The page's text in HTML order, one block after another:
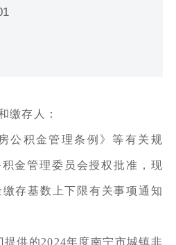
缴存人：
公积金管理条例》等有关规
金管理委员会授权批准，现
存基数上下限有关事项通知
提供的2024年度南宁市城镇非